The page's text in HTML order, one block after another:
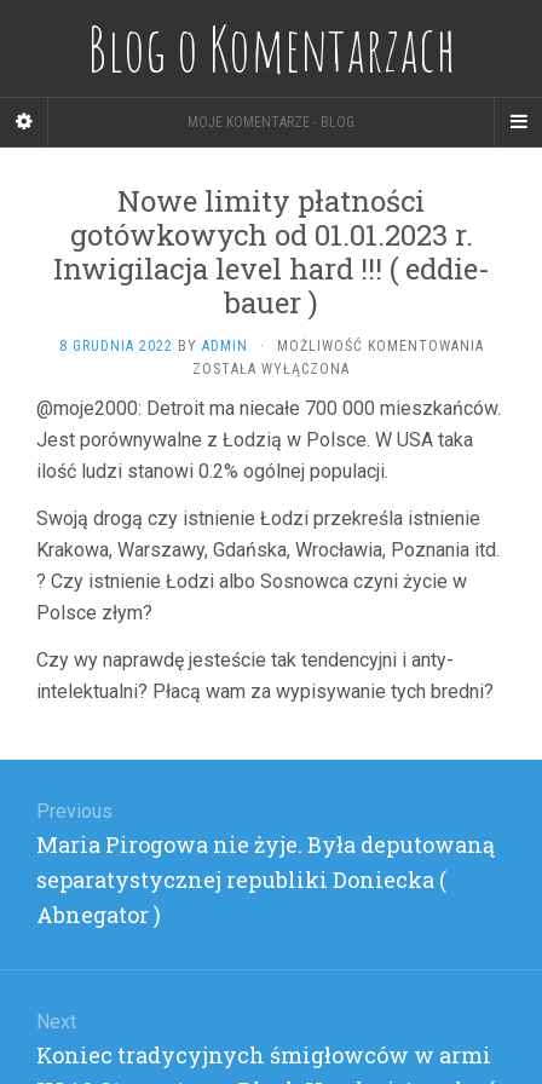
Blog o Komentarzach
MOJE KOMENTARZE - BLOG
Nowe limity płatności
gotówkowych od 01.01.2023 r.
Inwigilacja level hard !!! ( eddie-
bauer )
8 GRUDNIA 2022 BY ADMIN · MOŻLIWOŚĆ KOMENTOWANIANOWE
HARD
ZOSTAŁA WYŁĄCZONA
@moje2000: Detroit ma niecałe 700 000 mieszkańców.
Jest porównywalne z Łodzią w Polsce. W USA taka
ilość ludzi stanowi 0.2% ogólnej populacji.
Swoją drogą czy istnienie Łodzi przekreśla istnienie
Krakowa, Warszawy, Gdańska, Wrocławia, Poznania itd.
? Czy istnienie Łodzi albo Sosnowca czyni życie w
Polsce złym?
Czy wy naprawdę jesteście tak tendencyjni i anty-
intelektualni? Płacą wam za wypisywanie tych bredni?
wpisu
Previous
Previous
post:
Maria Pirogowa nie żyje. Była deputowaną
separatystycznej republiki Doniecka (
Abnegator )
Next
Next
Koniec tradycyjnych śmigłowców w armi